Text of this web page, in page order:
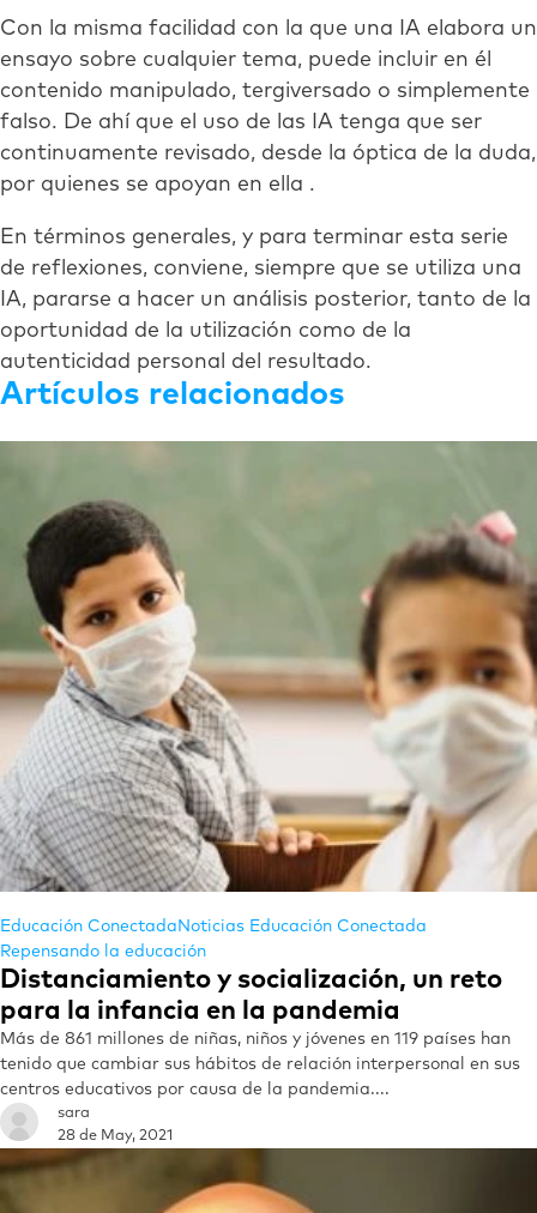
Con la misma facilidad con la que una IA elabora un
ensayo sobre cualquier tema, puede incluir en él
contenido manipulado, tergiversado o simplemente
falso. De ahí que el uso de las IA tenga que ser
continuamente revisado, desde la óptica de la duda,
por quienes se apoyan en ella .
En términos generales, y para terminar esta serie
de reflexiones, conviene, siempre que se utiliza una
IA, pararse a hacer un análisis posterior, tanto de la
oportunidad de la utilización como de la
autenticidad personal del resultado.
Artículos relacionados
Educación Conectada Noticias Educación Conectada
Repensando la educación
Distanciamiento y socialización, un reto
para la infancia en la pandemia
Más de 861 millones de niñas, niños y jóvenes en 119 países han
tenido que cambiar sus hábitos de relación interpersonal en sus
centros educativos por causa de la pandemia....
sara
28 de May, 2021